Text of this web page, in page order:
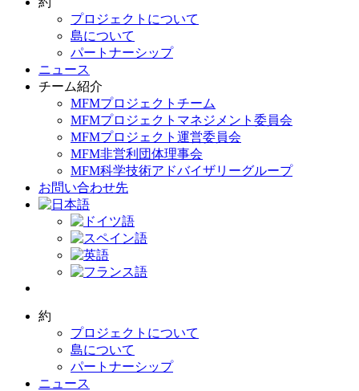
プロジェクトについて
島について
パートナーシップ
ニュース
チーム紹介
MFMプロジェクトチーム
MFMプロジェクトマネジメント委員会
MFMプロジェクト運営委員会
MFM非営利団体理事会
MFM科学技術アドバイザリーグループ
お問い合わせ先
約
プロジェクトについて
島について
パートナーシップ
ニュース